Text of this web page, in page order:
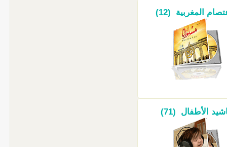
المغربية (12)
الأطفال (71)